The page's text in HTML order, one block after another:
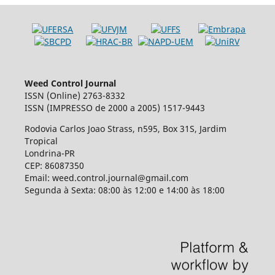
Weed Control Journal
ISSN (Online) 2763-8332
ISSN (IMPRESSO de 2000 a 2005) 1517-9443
Rodovia Carlos Joao Strass, n595, Box 31S, Jardim
Tropical
Londrina-PR
CEP: 86087350
Email: weed.control.journal@gmail.com
Segunda à Sexta: 08:00 às 12:00 e 14:00 às 18:00